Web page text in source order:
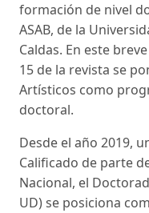
formación de nivel
ASAB, de la
Caldas. En este
15 de la revista se
Artísticos como
doctoral.
Desde el año 2019,
Calificado de parte
Nacional, el
UD) se posiciona